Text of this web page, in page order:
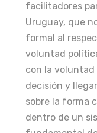
facilitadores
Uruguay, que
formal al
voluntad
con la voluntad
decisión y
sobre la forma
dentro de un